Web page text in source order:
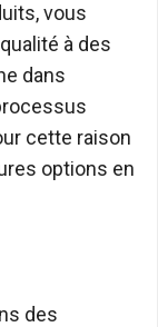
vous
à des
dans
cette raison
options en
des